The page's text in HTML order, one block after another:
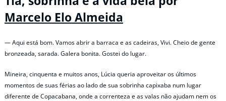
Marcelo Elo Almeida
— Aqui está bom. Vamos abrir a barraca e as cadeiras, Vivi. Cheio de gente
bronzeada, sarada. Galera bonita. Gostei do lugar.
Mineira, cinquenta e muitos anos, Lúcia queria aproveitar os últimos
momentos de suas férias ao lado de sua sobrinha capixaba num lugar
diferente de Copacabana, onde a correnteza e as valas não ajudam nem os